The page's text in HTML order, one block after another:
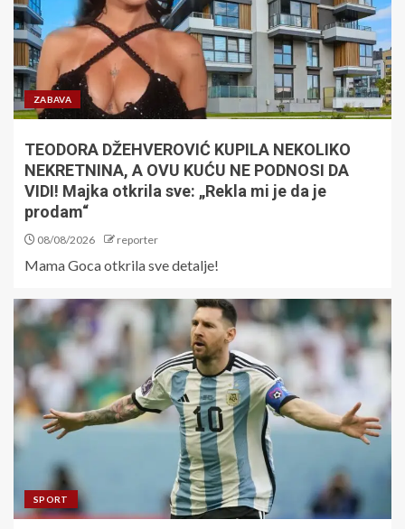
ZABAVA
TEODORA DŽEHVEROVIĆ KUPILA NEKOLIKO
NEKRETNINA, A OVU KUĆU NE PODNOSI DA
VIDI! Majka otkrila sve: „Rekla mi je da je
prodam“
08/08/2026 reporter
Mama Goca otkrila sve detalje!
SPORT